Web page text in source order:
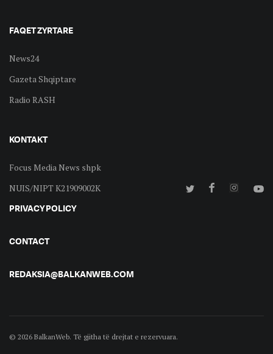
FAQET ZYRTARE
News24
Gazeta Shqiptare
Radio RASH
KONTAKT
Focus Media News shpk
NUIS/NIPT K21909002K
PRIVACY POLICY
CONTACT
REDAKSIA@BALKANWEB.COM
© 2026 BalkanWeb. Të gjitha të drejtat e rezervuara.